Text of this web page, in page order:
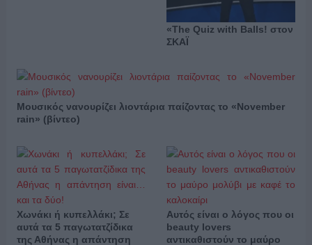
«The Quiz with Balls! στον
ΣΚΑΪ
Μουσικός νανουρίζει λιοντάρια παίζοντας το «November
rain» (βίντεο)
Χωνάκι ή κυπελλάκι; Σε
αυτά τα 5 παγωτατζίδικα
της Αθήνας η απάντηση
Αυτός είναι ο λόγος που οι
beauty lovers
αντικαθιστούν το μαύρο